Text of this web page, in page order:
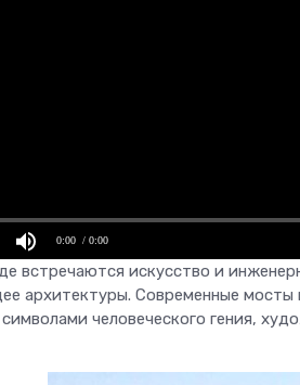
0:00 / 0:00
встречаются искусство и
архитектуры. Современные мосты
человеческого гения,